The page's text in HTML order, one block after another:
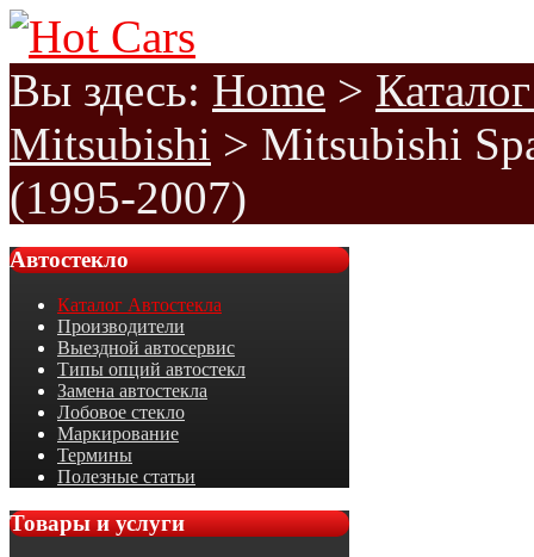
Вы здесь: Home >
Mitsubishi > Mitsubishi
(1995-2007)
Автостекло
Каталог Автостекла
Производители
Выездной автосервис
Типы опций автостекл
Замена автостекла
Лобовое стекло
Маркирование
Термины
Полезные статьи
Товарыи услуги